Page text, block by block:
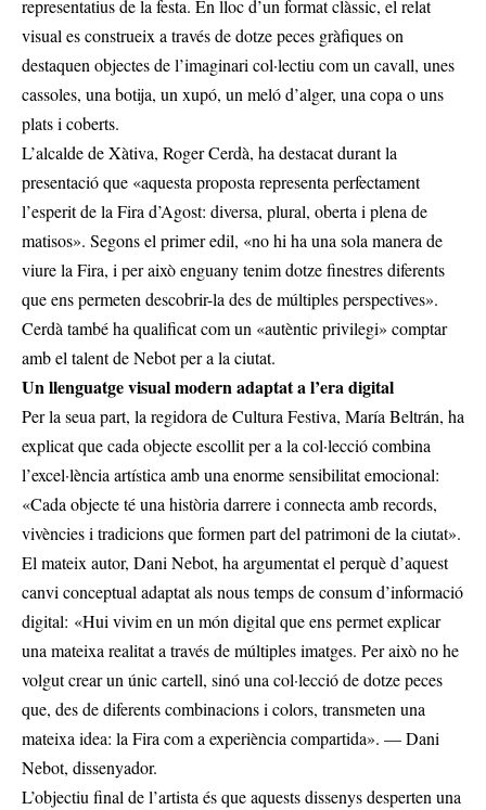
representatius de la festa. En lloc d’un format clàssic, el relat
visual es construeix a través de dotze peces gràfiques on
destaquen objectes de l’imaginari col·lectiu com un cavall, unes
cassoles, una botija, un xupó, un meló d’alger, una copa o uns
plats i coberts.
L’alcalde de Xàtiva, Roger Cerdà, ha destacat durant la
presentació que «aquesta proposta representa perfectament
l’esperit de la Fira d’Agost: diversa, plural, oberta i plena de
matisos». Segons el primer edil, «no hi ha una sola manera de
viure la Fira, i per això enguany tenim dotze finestres diferents
que ens permeten descobrir-la des de múltiples perspectives».
Cerdà també ha qualificat com un «autèntic privilegi» comptar
amb el talent de Nebot per a la ciutat.
Un llenguatge visual modern adaptat a l’era digital
Per la seua part, la regidora de Cultura Festiva, María Beltrán, ha
explicat que cada objecte escollit per a la col·lecció combina
l’excel·lència artística amb una enorme sensibilitat emocional:
«Cada objecte té una història darrere i connecta amb records,
vivències i tradicions que formen part del patrimoni de la ciutat».
El mateix autor, Dani Nebot, ha argumentat el perquè d’aquest
canvi conceptual adaptat als nous temps de consum d’informació
digital: «Hui vivim en un món digital que ens permet explicar
una mateixa realitat a través de múltiples imatges. Per això no he
volgut crear un únic cartell, sinó una col·lecció de dotze peces
que, des de diferents combinacions i colors, transmeten una
mateixa idea: la Fira com a experiència compartida». — Dani
Nebot, dissenyador.
L’objectiu final de l’artista és que aquests dissenys desperten una